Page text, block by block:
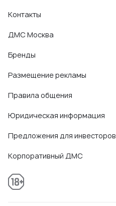
Контакты
ДМС Москва
Бренды
Размещение рекламы
Правила общения
Юридическая информация
Предложения для инвесторов
Корпоративный ДМС